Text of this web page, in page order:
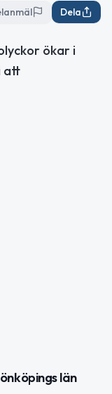
Dela
ökar i
att
län